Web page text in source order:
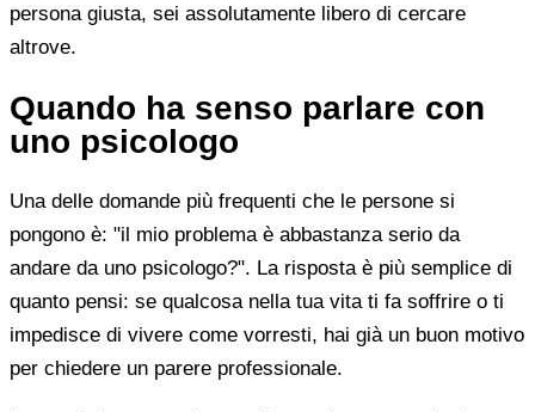
persona giusta, sei assolutamente libero di cercare
altrove.
Quando ha senso parlare con
uno psicologo
Una delle domande più frequenti che le persone si
pongono è: "il mio problema è abbastanza serio da
andare da uno psicologo?". La risposta è più semplice di
quanto pensi: se qualcosa nella tua vita ti fa soffrire o ti
impedisce di vivere come vorresti, hai già un buon motivo
per chiedere un parere professionale.